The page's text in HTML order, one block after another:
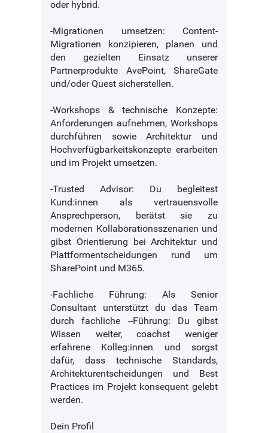
oder hybrid.
-Migrationen umsetzen: Content-
Migrationen konzipieren, planen und
den gezielten Einsatz unserer
Partnerprodukte AvePoint, ShareGate
und/oder Quest sicherstellen.
-Workshops & technische Konzepte:
Anforderungen aufnehmen, Workshops
durchführen sowie Architektur und
Hochverfügbarkeitskonzepte erarbeiten
und im Projekt umsetzen.
-Trusted Advisor: Du begleitest
Kund:innen als vertrauensvolle
Ansprechperson, berätst sie zu
modernen Kollaborationsszenarien und
gibst Orientierung bei Architektur und
Plattformentscheidungen rund um
SharePoint und M365.
-Fachliche Führung: Als Senior
Consultant unterstützt du das Team
durch fachliche --Führung: Du gibst
Wissen weiter, coachst weniger
erfahrene Kolleg:innen und sorgst
dafür, dass technische Standards,
Architekturentscheidungen und Best
Practices im Projekt konsequent gelebt
werden.
Dein Profil